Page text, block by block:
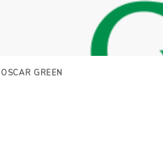
| OSCAR GREEN